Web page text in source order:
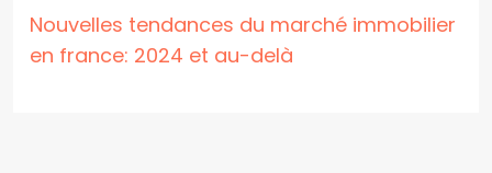
Nouvelles tendances du marché immobilier
en france: 2024 et au-delà